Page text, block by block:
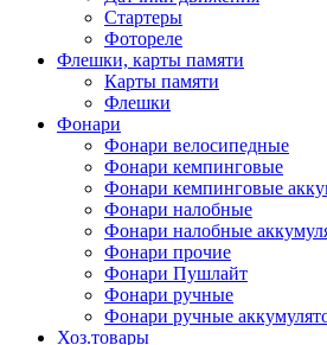
Стартеры
Фотореле
Флешки, карты памяти
Карты памяти
Флешки
Фонари
Фонари велосипедные
Фонари кемпинговые
Фонари кемпинговые
Фонари налобные
Фонари налобные
Фонари прочие
Фонари Пушлайт
Фонари ручные
Фонари ручные
Хоз.товары